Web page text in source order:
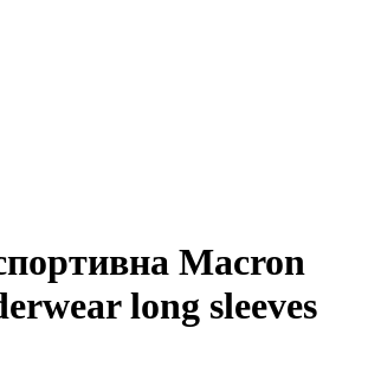
Macron
long sleeves